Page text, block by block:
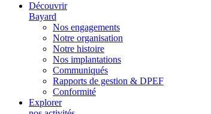
Découvrir
Bayard
Nos engagements
Notre organisation
Notre histoire
Nos implantations
Communiqués
Rapports de gestion & DPEF
Conformité
Explorer